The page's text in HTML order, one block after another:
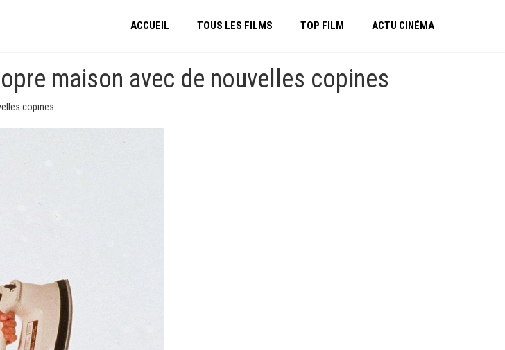
ACCUEIL TOUS LES FILMS TOP FILM ACTU CINÉMA
maison avec de nouvelles copines
copines